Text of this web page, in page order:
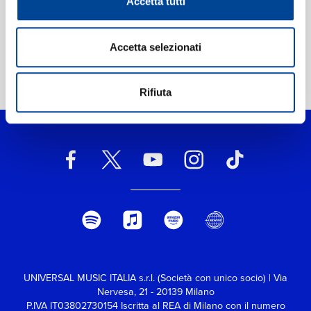
Accetta selezionati
Rifiuta
> Richter: November
UNIVERSAL MUSIC ITALIA s.r.l. (Società con unico socio) | Via
Nervesa, 21 - 20139 Milano
P.IVA IT03802730154 Iscritta al REA di Milano con il numero